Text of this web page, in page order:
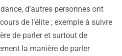
d’autres personnes ont
de l’élite ; exemple à suivre
de parler et surtout de
la manière de parler